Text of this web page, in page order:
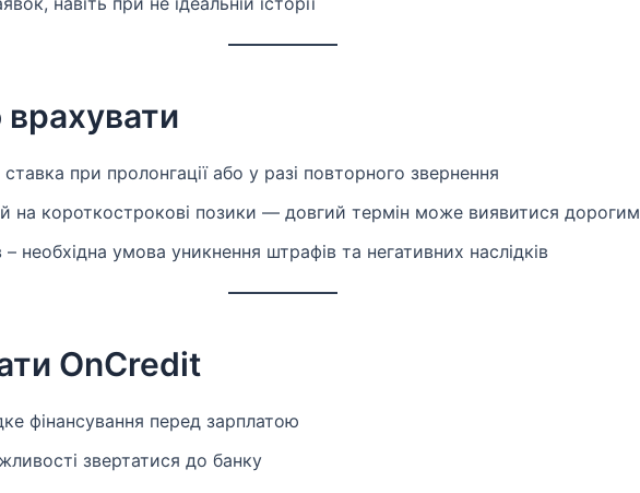
при пролонгації або у разі повторного звернення
на короткострокові позики — довгий термін може виявитися дорогим
необхідна умова уникнення штрафів та негативних наслідків
OnCredit
фінансування перед зарплатою
звертатися до банку